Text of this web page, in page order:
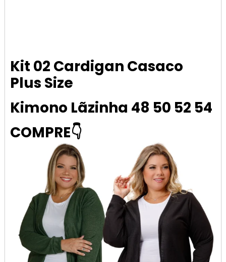
Kit 02 Cardigan Casaco
Plus Size
Kimono Lãzinha 48 50 52 54
COMPRE👇